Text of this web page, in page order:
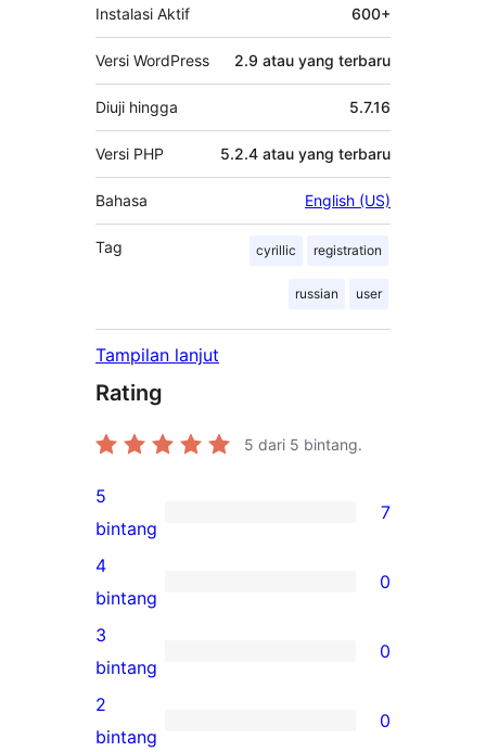
Instalasi Aktif 600+
Versi WordPress 2.9 atau yang terbaru
Diuji hingga 5.7.16
Versi PHP 5.2.4 atau yang terbaru
Bahasa English (US)
Tag cyrillic registration
russian user
Tampilan lanjut
Rating
5 dari 5 bintang.
7
ulasan
5-
bintang
5
bintang
7
0
ulasan
4-
bintang
4
bintang
0
0
ulasan
3-
3
bintang
0
0
2
bintang
0